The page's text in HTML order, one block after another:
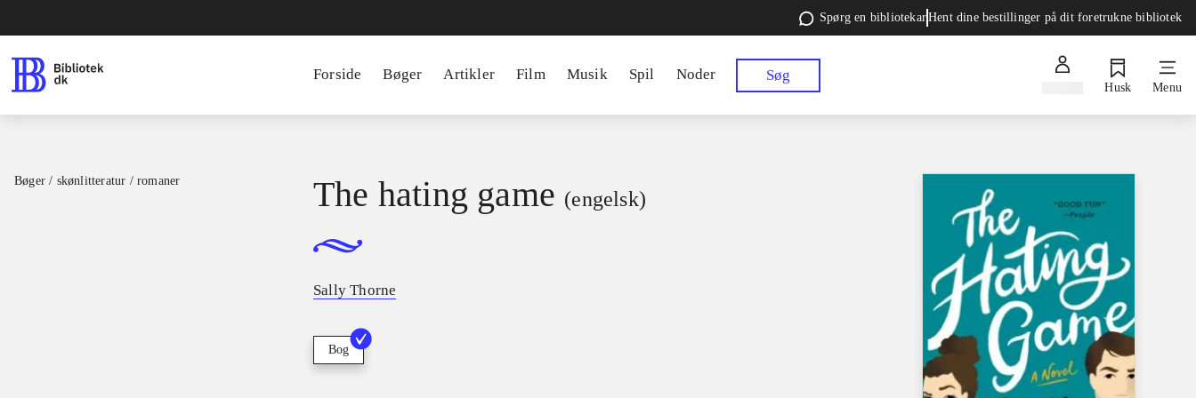
Spørg en bibliotekarHent dine bestillinger på dit foretrukne bibliotek
Forside Bøger Artikler Film Musik Spil Noder Søg
Husk Menu
Bøger / skønlitteratur / romaner The hating game (engelsk)
Sally Thorne
Bog